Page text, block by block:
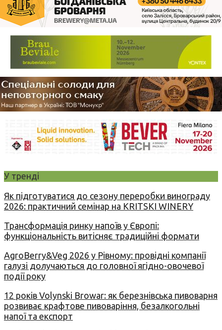
У тренді
Як підготуватися до сезону переробки винограду
2026: практичний семінар на KRITSKI WINERY
Трансформація ринку напоїв у Європі:
функціональність витісняє традиційні формати
AgroBerry&Veg 2026 у Рівному: провідні компанії
галузі долучаються до головної ягідно-овочевої
події року
12 років Volynski Browar: як березнівська пивоварня
розвиває крафтове пивоваріння, безалкогольні
напої та експорт